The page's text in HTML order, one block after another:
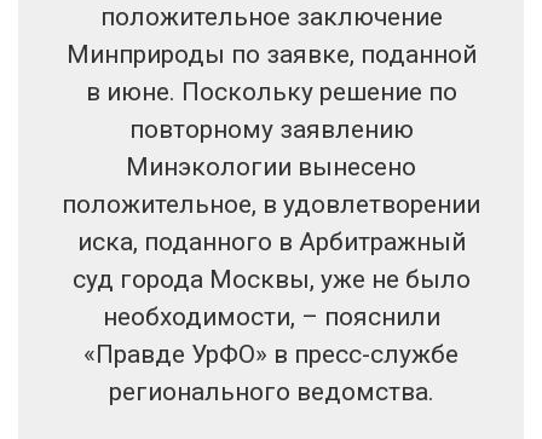
положительное заключение
Минприроды по заявке, поданной
в июне. Поскольку решение по
повторному заявлению
Минэкологии вынесено
положительное, в удовлетворении
иска, поданного в Арбитражный
суд города Москвы, уже не было
необходимости, – пояснили
«Правде УрФО» в пресс-службе
регионального ведомства.